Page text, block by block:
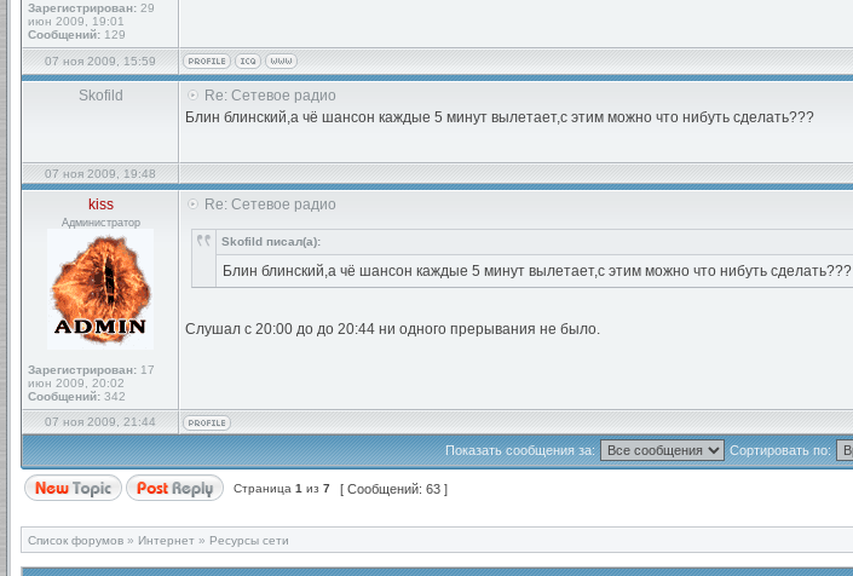
Зарегистрирован: 29
июн 2009, 19:01
Сообщений: 129
07 ноя 2009, 15:59
Skofild
Re: Сетевое радио
Блин блинский,а чё шансон каждые 5 минут вылетает,с этим можно что нибуть сделать???
07 ноя 2009, 19:48
kiss
Администратор
Зарегистрирован: 17
июн 2009, 20:02
Сообщений: 342
Re: Сетевое радио
Skofild писал(а):
Блин блинский,а чё шансон каждые 5 минут вылетает,с этим можно что нибуть сделать???
Слушал с 20:00 до до 20:44 ни одного прерывания не было.
07 ноя 2009, 21:44
Показать сообщения за: Сортировать по:
Страница 1 из 7 [ Сообщений: 63 ]
Список форумов » Интернет » Ресурсы сети